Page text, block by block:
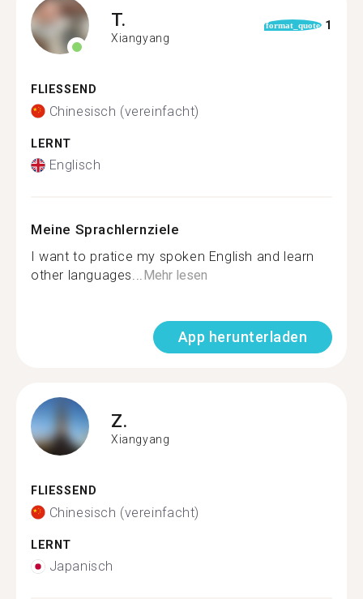
T.
Xiangyang
format_quote 1
FLIESSEND
Chinesisch (vereinfacht)
LERNT
Englisch
Meine Sprachlernziele
I want to pratice my spoken English and learn
other languages...Mehr lesen
App herunterladen
Z.
Xiangyang
FLIESSEND
Chinesisch (vereinfacht)
LERNT
Japanisch